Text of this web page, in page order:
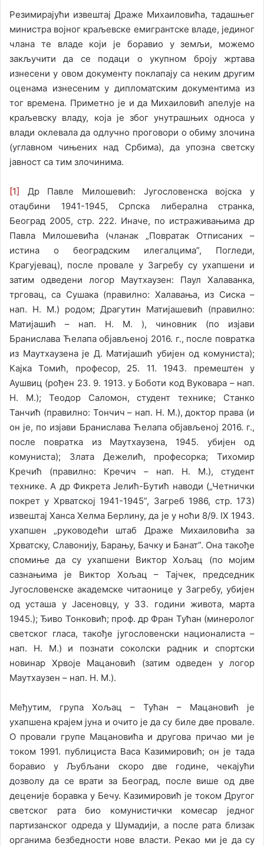
Резимирајући извештај Драже Михаиловића, тадашњег
министра војног краљевске емигрантске владе, јединог
члана те владе који је боравио у земљи, можемо
закључити да се подаци о укупном броју жртава
изнесени у овом документу поклапају са неким другим
оценама изнесеним у дипломатским документима из
тог времена. Приметно је и да Михаиловић апелује на
краљевску владу, која је због унутрашњих односа у
влади оклевала да одлучно проговори о обиму злочина
(углавном чињених над Србима), да упозна светску
јавност са тим злочинима.
[1]
Др Павле Милошевић: Југословенска војска у
отаџбини 1941-1945, Српска либерална странка,
Београд 2005, стр. 222. Иначе, по истраживањима др
Павла Милошевића (чланак „Повратак Отписаних –
истина о београдским илегалцима”, Погледи,
Крагујевац), после провале у Загребу су ухапшени и
затим одведени логор Маутхаузен: Пaул Халаванка,
трговац, са Сушака (правилно: Халавања, из Сиска –
нап. Н. М.) родом; Драгутин Матијашевић (правилно:
Матијашић – нап. Н. М. ), чиновник (пo изјави
Бранислава Ћелапа објављеној 2016. г., послe пoврaткa
из Мaутхaузeнa је Д. Матијашић убијен од комуниста);
Кајка Томић, професор, 25. 11. 1943. премештен у
Аушвиц (рођен 23. 9. 1913. у Боботи код Вуковара – нап.
Н. М.); Теодор Саломон, студент технике; Станко
Танчић (правилно: Тончич – нап. Н. М.), доктор права (и
он је, пo изјави Бранислава Ћелапа објављеној 2016. г.,
послe пoврaткa из Мaутхaузeнa, 1945. убијен од
комуниста); Злата Дежелић, професорка; Тихомир
Кречић (правилно: Кречич – нап. Н. М.), студент
технике. А др Фикрета Јелић-Бутић наводи („Четнички
покрет у Хрватској 1941-1945”, Загреб 1986, стр. 173)
извештај Хaнсa Хeлмa Бeрлину, да је у ноћи 8/9. IX 1943.
ухапшен „руководећи штаб Драже Михаиловића за
Хрватску, Славонију, Барању, Бачку и Банат”. Она такође
спомиње да су ухапшени Виктор Хољац (по мојим
сазнањима је Виктор Хољац – Тајчек, председник
Југослoвенске академске читаонице у Загребу, убијен
од усташа у Јасеновцу, у 33. години живота, марта
1945.); Ђиво Тонковић; проф. др Фран Тућан (минеролог
светског гласа, такође југословенски националиста –
нап. Н. М.) и познати соколски радник и спортски
новинар Хрвоје Мацановић (затим одведен у логор
Маутхаузен – нап. Н. М.).
Међутим, група Хољац – Тућан – Мацановић је
ухапшена крајем јуна и очито је да су биле две провале.
О провали групе Мацановића и другова причао ми је
током 1991. публициста Васа Казимировић; он је тада
боравио у Љубљани скоро две године, чекајући
дозволу да се врати за Београд, после више од две
деценије боравка у Бечу. Казимировић је током Другог
светског рата био комунистички комесар једног
партизанског одреда у Шумадији, а после рата близак
органима безбедности нове власти. Рекао ми је да су